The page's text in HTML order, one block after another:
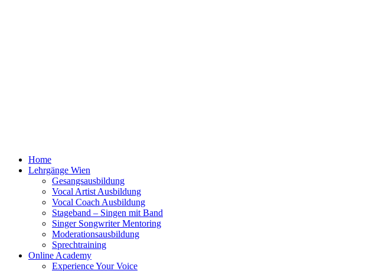
scrollenHome
Lehrgänge Wien
Gesangsausbildung
Vocal Artist Ausbildung
Vocal Coach Ausbildung
Stageband – Singen mit Band
Singer Songwriter Mentoring
Moderationsausbildung
Sprechtraining
Online Academy
Experience Your Voice